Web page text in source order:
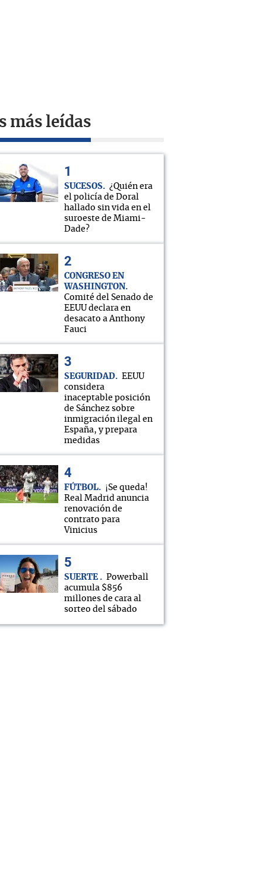
más leídas
SUCESOS
¿Quién era
el policía de Doral
hallado sin vida en el
suroeste de Miami-
Dade?
CONGRESO EN
WASHINGTON
Comité del Senado de
EEUU declara en
desacato a Anthony
Fauci
SEGURIDAD
EEUU
considera
inaceptable posición
de Sánchez sobre
inmigración ilegal en
España, y prepara
medidas
FÚTBOL
¡Se queda!
Real Madrid anuncia
renovación de
contrato para
Vinicius
SUERTE
Powerball
acumula $856
millones de cara al
sorteo del sábado